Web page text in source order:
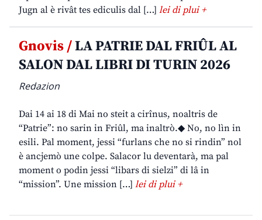
Jugn al è rivât tes ediculis dal […] lei di plui +
Gnovis /LA PATRIE DAL FRIÛL AL
SALON DAL LIBRI DI TURIN 2026
Redazion
Dai 14 ai 18 di Mai no steit a cirînus, noaltris de
“Patrie”: no sarin in Friûl, ma inaltrò.◆ No, no lìn in
esili. Pal moment, jessi “furlans che no si rindin” nol
è ancjemò une colpe. Salacor lu deventarà, ma pal
moment o podin jessi “libars di sielzi” di lâ in
“mission”. Une mission […] lei di plui +